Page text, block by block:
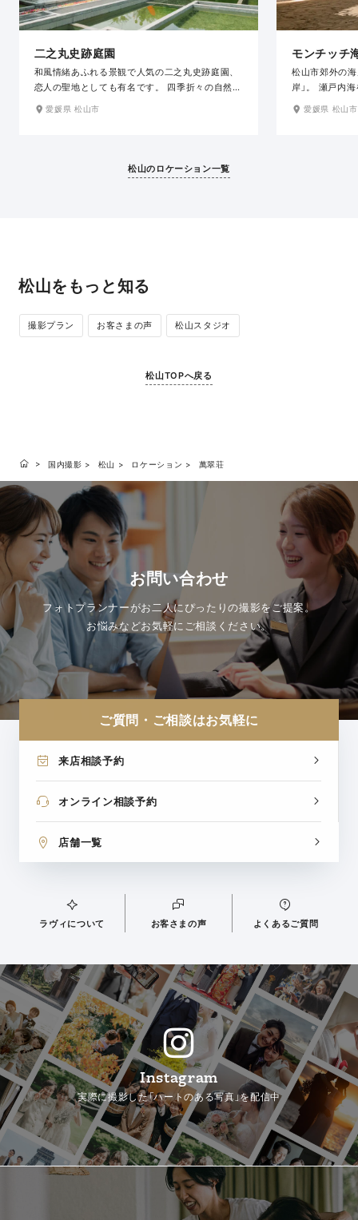
二之丸史跡庭園
和風情緒あふれる景観で人気の二之丸史跡庭園、
恋人の聖地としても有名です。 四季折々の自然が
美しい情緒あふれる庭園で、和装との相性も抜群
愛媛県 松山市
モンチッチ
松山市郊外の
岸」。 瀬戸内
気スポット。
愛媛県 松山市
松山のロケーション一覧
松山をもっと知る
撮影プラン お客さまの声 松山スタジオ
松山TOPへ戻る
国内撮影 松山 ロケーション 萬翠荘
お問い合わせ
フォトプランナーがお二人にぴったりの撮影をご提案。
お悩みなどお気軽にご相談ください。
ご質問・ご相談はお気軽に
来店相談予約
オンライン相談予約
店舗一覧
ラヴィについて お客さまの声 よくあるご質問
Instagram
実際に撮影した「ハートのある写真」を配信中